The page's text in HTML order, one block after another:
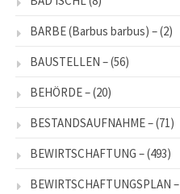
BARBE (Barbus barbus) –(2)
BAUSTELLEN –(56)
BEHÖRDE –(20)
BESTANDSAUFNAHME –(71)
BEWIRTSCHAFTUNG –(493)
BEWIRTSCHAFTUNGSPLAN –